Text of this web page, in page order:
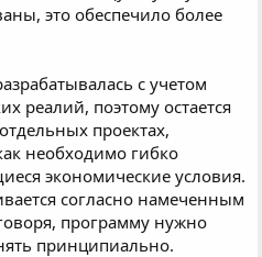
это обеспечило более
с учетом
реалий, поэтому остается
проектах,
необходимо гибко
экономические условия.
согласно намеченным
программу нужно
принципиально.